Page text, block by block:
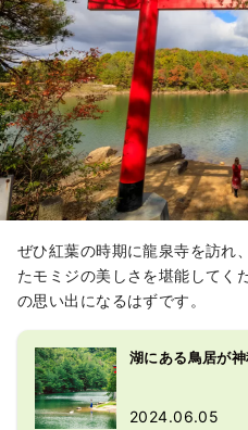
ぜひ紅葉の時期に龍泉寺を訪れ
たモミジの美しさを堪能してく
の思い出になるはずです。
湖にある鳥居が
2024.06.05